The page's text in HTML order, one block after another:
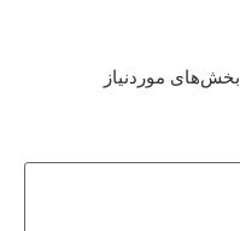
بخش‌های موردنیاز